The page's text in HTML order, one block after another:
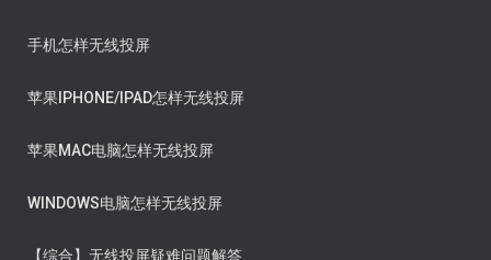
手机怎样无线投屏
苹果IPHONE/IPAD怎样无线投屏
苹果MAC电脑怎样无线投屏
WINDOWS电脑怎样无线投屏
【综合】无线投屏疑难问题解答